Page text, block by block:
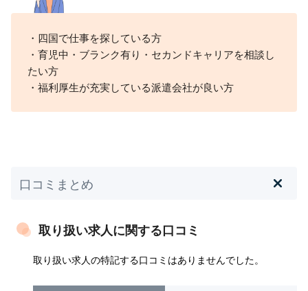
・四国で仕事を探している方
・育児中・ブランク有り・セカンドキャリアを相談し
たい方
・福利厚生が充実している派遣会社が良い方
口コミまとめ
取り扱い求人に関する口コミ
取り扱い求人の特記する口コミはありませんでした。